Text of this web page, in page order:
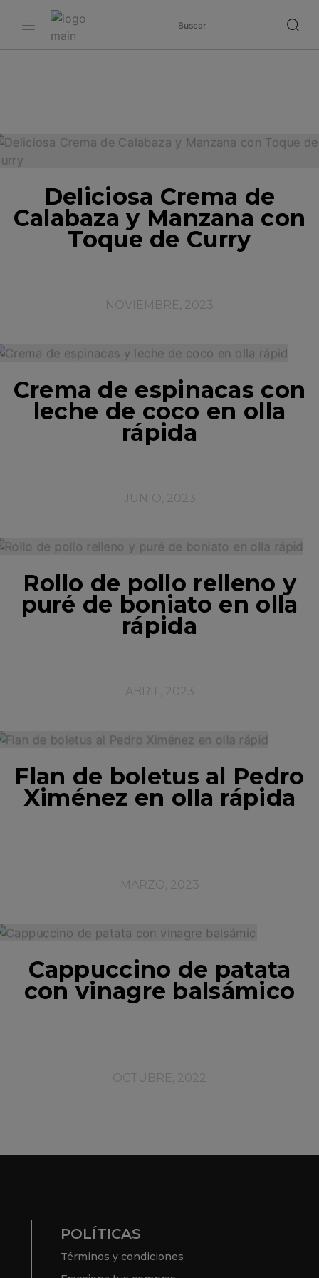
Deliciosa Crema de
Calabaza y Manzana con
Toque de Curry
NOVIEMBRE, 2023
Crema de espinacas con
leche de coco en olla
rápida
JUNIO, 2023
Rollo de pollo relleno y
puré de boniato en olla
rápida
ABRIL, 2023
Flan de boletus al Pedro
Ximénez en olla rápida
MARZO, 2023
Cappuccino de patata
con vinagre balsámico
OCTUBRE, 2022
POLÍTICAS
Términos y condiciones